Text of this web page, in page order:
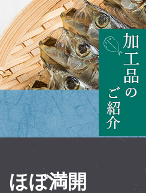
ほぼ満開